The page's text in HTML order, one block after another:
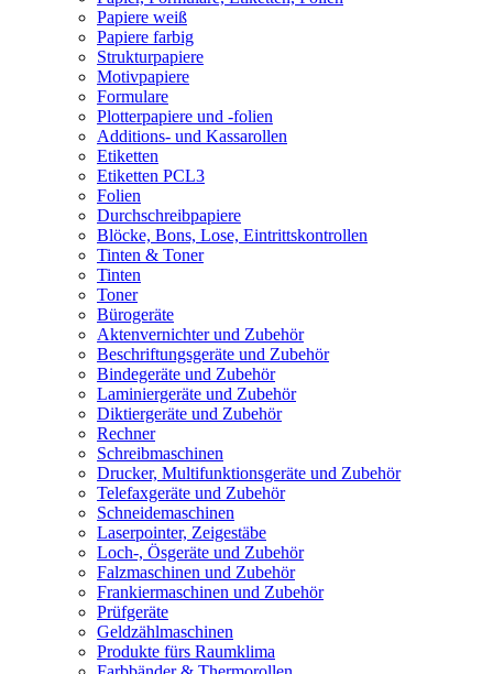
Papiere weiß
Papiere farbig
Strukturpapiere
Motivpapiere
Formulare
Plotterpapiere und -folien
Additions- und Kassarollen
Etiketten
Etiketten PCL3
Folien
Durchschreibpapiere
Blöcke, Bons, Lose, Eintrittskontrollen
Tinten & Toner
Tinten
Toner
Bürogeräte
Aktenvernichter und Zubehör
Beschriftungsgeräte und Zubehör
Bindegeräte und Zubehör
Laminiergeräte und Zubehör
Diktiergeräte und Zubehör
Rechner
Schreibmaschinen
Drucker, Multifunktionsgeräte und Zubehör
Telefaxgeräte und Zubehör
Schneidemaschinen
Laserpointer, Zeigestäbe
Loch-, Ösgeräte und Zubehör
Falzmaschinen und Zubehör
Frankiermaschinen und Zubehör
Prüfgeräte
Geldzählmaschinen
Produkte fürs Raumklima